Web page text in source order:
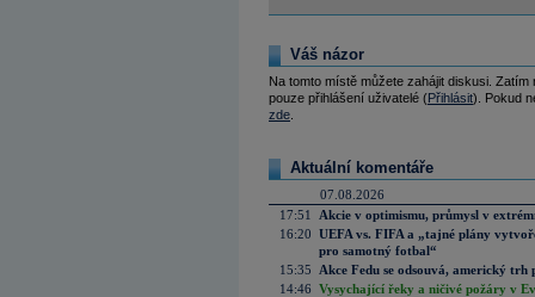
Váš názor
Na tomto místě můžete zahájit diskusi.
pouze přihlášení uživatelé (Přihlásit). Pokud
zde
Aktuální komentáře
07.08.2026
17:51
Akcie v optimismu, průmysl v
16:20 UEFA vs. FIFA a „tajné plány
pro samotný fotbal“
15:35
Akce Fedu se odsouvá, americký
14:46 Vysychající řeky a ničivé požáry v